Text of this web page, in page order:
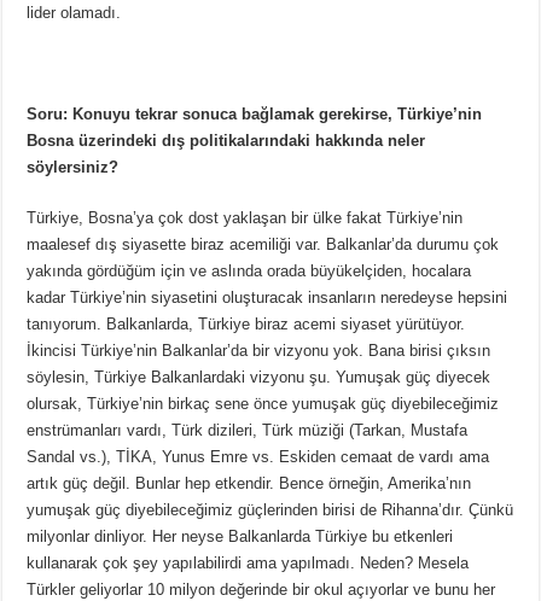
lider olamadı.
Soru: Konuyu tekrar sonuca bağlamak gerekirse, Türkiye’nin
Bosna üzerindeki dış politikalarındaki hakkında neler
söylersiniz?
Türkiye, Bosna’ya çok dost yaklaşan bir ülke fakat Türkiye’nin
maalesef dış siyasette biraz acemiliği var. Balkanlar’da durumu çok
yakında gördüğüm için ve aslında orada büyükelçiden, hocalara
kadar Türkiye’nin siyasetini oluşturacak insanların neredeyse hepsini
tanıyorum. Balkanlarda, Türkiye biraz acemi siyaset yürütüyor.
İkincisi Türkiye’nin Balkanlar’da bir vizyonu yok. Bana birisi çıksın
söylesin, Türkiye Balkanlardaki vizyonu şu. Yumuşak güç diyecek
olursak, Türkiye’nin birkaç sene önce yumuşak güç diyebileceğimiz
enstrümanları vardı, Türk dizileri, Türk müziği (Tarkan, Mustafa
Sandal vs.), TİKA, Yunus Emre vs. Eskiden cemaat de vardı ama
artık güç değil. Bunlar hep etkendir. Bence örneğin, Amerika’nın
yumuşak güç diyebileceğimiz güçlerinden birisi de Rihanna’dır. Çünkü
milyonlar dinliyor. Her neyse Balkanlarda Türkiye bu etkenleri
kullanarak çok şey yapılabilirdi ama yapılmadı. Neden? Mesela
Türkler geliyorlar 10 milyon değerinde bir okul açıyorlar ve bunu her